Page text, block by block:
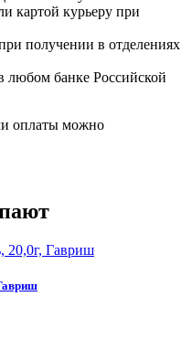
картой курьеру при
получении в отделениях
любом банке Российской
оплаты можно